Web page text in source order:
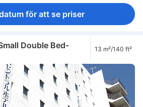
för att se priser
Double Bed-
13 m²/140 ft²